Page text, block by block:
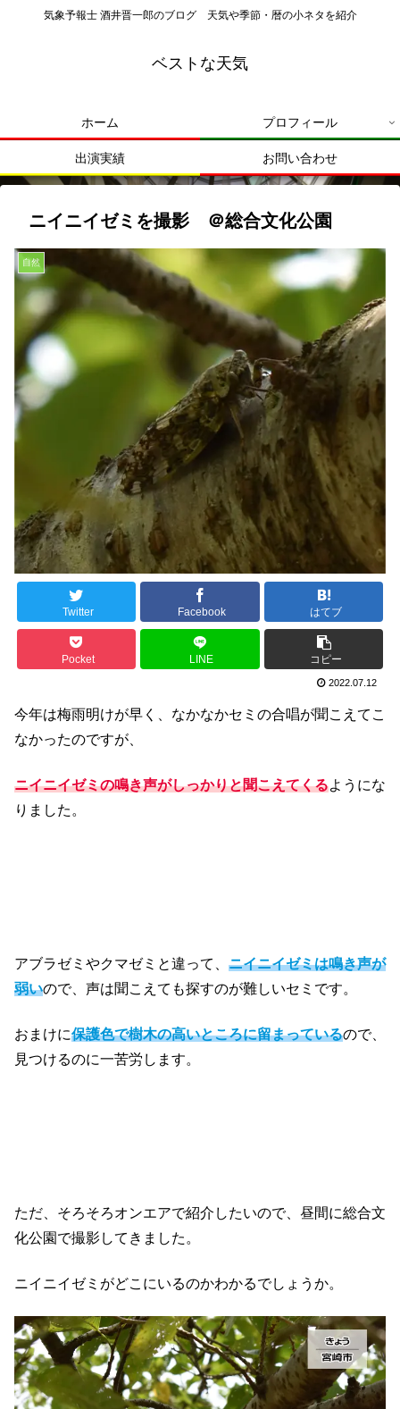
気象予報士 酒井晋一郎のブログ 天気や季節・暦の小ネタを紹介
ベストな天気
ホーム プロフィール
出演実績 お問い合わせ
ニイニイゼミを撮影 ＠総合文化公園
自然
Twitter Facebook はてブ
Pocket LINE コピー
2022.07.12
今年は梅雨明けが早く、なかなかセミの合唱が聞こえてこ
なかったのですが、
ニイニイゼミの鳴き声がしっかりと聞こえてくるようにな
りました。
アブラゼミやクマゼミと違って、 ニイニイゼミは鳴き声が
弱いので、声は聞こえても探すのが難しいセミです。
おまけに保護色で樹木の高いところに留まっているので、
見つけるのに一苦労します。
ただ、そろそろオンエアで紹介したいので、昼間に総合文
化公園で撮影してきました。
ニイニイゼミがどこにいるのかわかるでしょうか。